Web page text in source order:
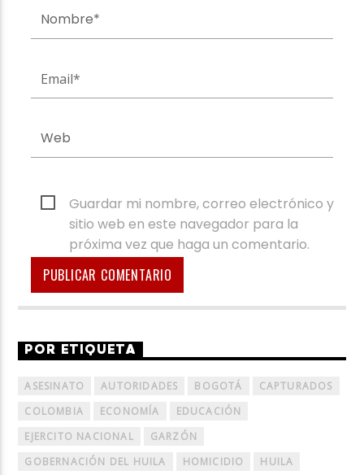
Guardar mi nombre, correo electrónico y
sitio web en este navegador para la
próxima vez que haga un comentario.
POR ETIQUETA
ASESINATO AUTORIDADES BOGOTÁ
CAPTURADOS
COLOMBIA
ECONOMÍA
EDUCACIÓN
EJERCITO NACIONAL
GARZÓN
GOBERNACIÓN DEL HUILA
HOMICIDIO
HUILA